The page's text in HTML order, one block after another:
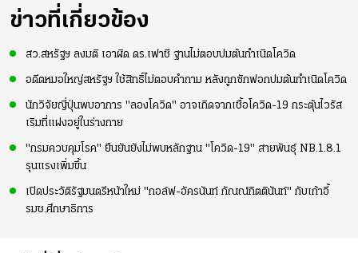
ข่าวที่เกี่ยวข้อง
สว.สหรัฐฯ ลงมติ เอาผิด ดร.เฟาชี ฐานไม่ตอบปมต้นกำเนิดโควิด
อดีตหมอใหญ่สหรัฐฯ ใช้สิทธิ์ไม่ตอบคำถาม หลังถูกซักฟอกปมต้นกำเนิดโควิด
นักวิจัยญี่ปุ่นพบอาการ "ลองโควิด" อาจเกิดจากเชื้อโควิด-19 กระตุ้นไวรัส
เริมที่แฝงอยู่ในร่างกาย
"กรมควบคุมโรค" ยืนยันยังไม่พบหลักฐาน "โควิด-19" สายพันธุ์ NB.1.8.1
รุนแรงเพิ่มขึ้น
เปิดประวัติรัฐมนตรีหน้าใหม่ "กอล์ฟ-อัครนันท์ กัณณ์กิตตินันท์" กับเก้าอี้
รมช.ศึกษาธิการ